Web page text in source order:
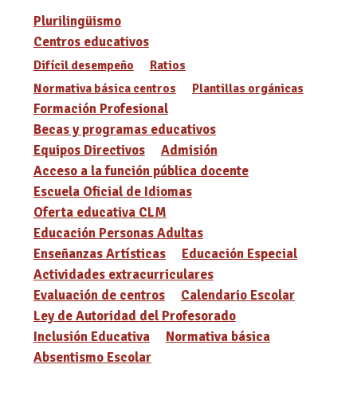
Plurilingüismo
Centros educativos
Difícil desempeño
Ratios
Normativa básica centros
Plantillas orgánicas
Formación Profesional
Becas y programas educativos
Equipos Directivos
Admisión
Acceso a la función pública docente
Escuela Oficial de Idiomas
Oferta educativa CLM
Educación Personas Adultas
Enseñanzas Artísticas
Educación Especial
Actividades extracurriculares
Evaluación de centros
Calendario Escolar
Ley de Autoridad del Profesorado
Inclusión Educativa
Normativa básica
Absentismo Escolar